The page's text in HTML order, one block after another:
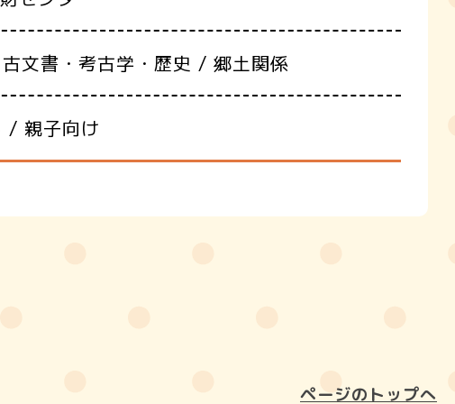
文書・考古学・歴史 / 郷土関係
/ 親子向け
ページのトップへ